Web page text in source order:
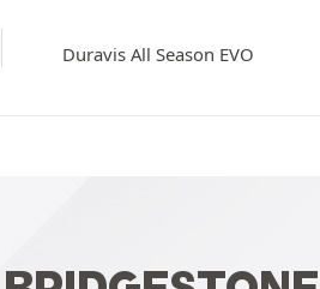
Duravis All Season EVO